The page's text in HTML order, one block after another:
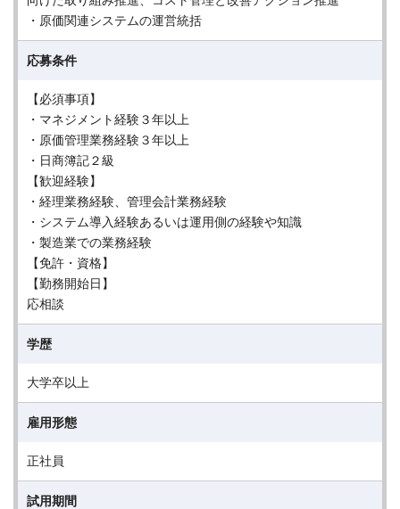
・原価関連システムの運営統括
応募条件
【必須事項】
・マネジメント経験３年以上
・原価管理業務経験３年以上
・日商簿記２級
【歓迎経験】
・経理業務経験、管理会計業務経験
・システム導入経験あるいは運用側の経験や知識
・製造業での業務経験
【免許・資格】
【勤務開始日】
応相談
学歴
大学卒以上
雇用形態
正社員
試用期間